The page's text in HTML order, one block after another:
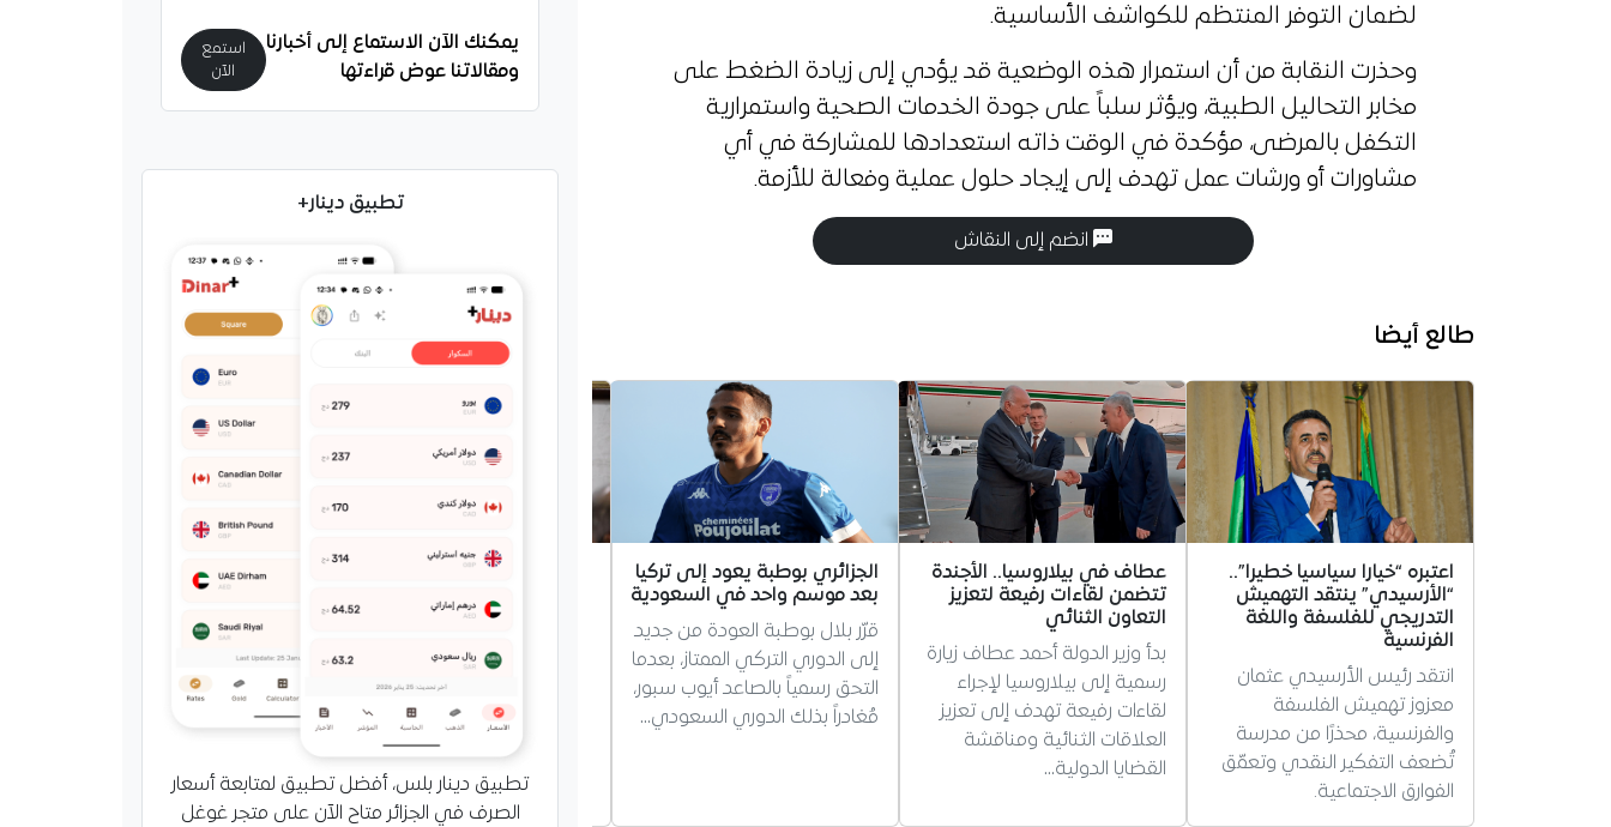
لضمان التوفر المنتظم للكواشف الأساسية.
وحذرت النقابة من أن استمرار هذه الوضعية قد يؤدي إلى زيادة الضغط على
مخابر التحاليل الطبية، ويؤثر سلباً على جودة الخدمات الصحية واستمرارية
التكفل بالمرضى، مؤكدة في الوقت ذاته استعدادها للمشاركة في أي
مشاورات أو ورشات عمل تهدف إلى إيجاد حلول عملية وفعالة للأزمة.
انضم إلى النقاش
طالع أيضا
اعتبره “خيارا سياسيا خطيرا”..
“الأرسيدي” ينتقد التهميش
التدريجي للفلسفة واللغة
الفرنسية
انتقد رئيس الأرسيدي عثمان
معزوز تهميش الفلسفة
والفرنسية، محذرًا من مدرسة
تُضعف التفكير النقدي وتعمّق
الفوارق الاجتماعية.
عطاف في بيلاروسيا.. الأجندة
تتضمن لقاءات رفيعة لتعزيز
التعاون الثنائي
بدأ وزير الدولة أحمد عطاف زيارة
رسمية إلى بيلاروسيا لإجراء
لقاءات رفيعة تهدف إلى تعزيز
العلاقات الثنائية ومناقشة
القضايا الدولية…
الجزائري بوطبة يعود إلى تركيا
بعد موسم واحد في السعودية
قرّر بلال بوطبة العودة من جديد
إلى الدوري التركي الممتاز، بعدما
التحق رسمياً بالصاعد أيوب سبور،
مُغادراً بذلك الدوري السعودي…
الداخلية تأمر بتفعيل الكشف
عن الكحول والمخدرات لدى
وزير الداخلية يوجه بالشروع في
تنفيذ أحكام قانون المرور الخاصة
بالكشف عن تعاطي الكحول
والمخدرات، مع تكثيف حملات
يمكنك الآن الاستماع إلى أخبارنا
ومقالاتنا عوض قراءتها
استمع
الآن
تطبيق دينار+
تطبيق دينار بلس، أفضل تطبيق لمتابعة أسعار
الصرف في الجزائر متاح الآن على متجر غوغل